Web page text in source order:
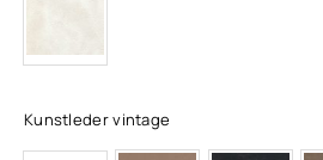
Kunstleder vintage